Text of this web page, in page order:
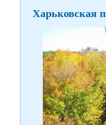
Харьковская